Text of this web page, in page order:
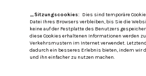
_Sitzungscookies: Dies sind temporäre
Datei Ihres Browsers verbleiben, bis Sie die
keine auf der Festplatte des Benutzers
diese Cookies erhaltenen Informationen werden
Verkehrsmustern im Internet verwendet.
dadurch ein besseres Erlebnis bieten, indem wir
und ihn einfacher zu nutzen machen.